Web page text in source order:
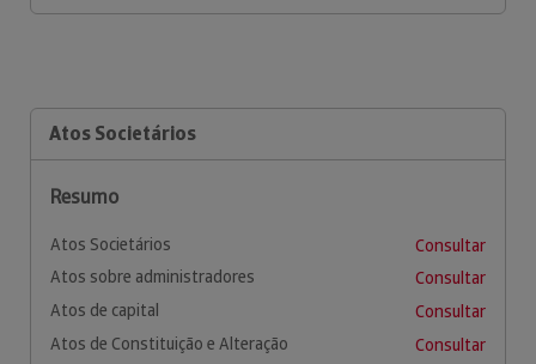
Atos Societários
Resumo
Atos Societários
Consultar
Atos sobre administradores
Consultar
Atos de capital
Consultar
Atos de Constituição e Alteração
Consultar